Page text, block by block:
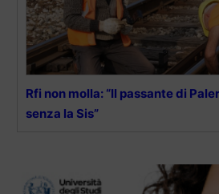
Rfi non molla: “Il passante di
senza la Sis”